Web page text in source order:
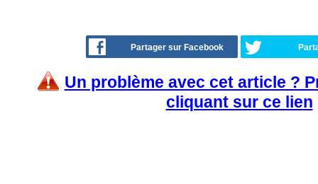
Partager sur Facebook
Un problème avec cet article ?
cliquant sur ce lien